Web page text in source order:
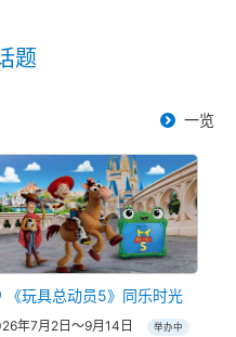
题
一览
《玩具总动员5》同乐时光
年7月2日～9月14日 举办中